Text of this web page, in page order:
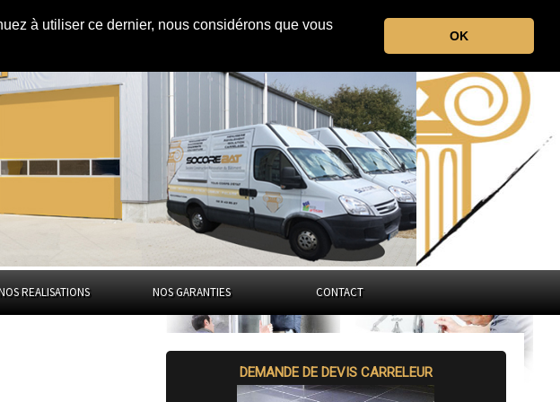
à utiliser ce dernier, nous considérons que vous
OK
le Val d'Oise
REALISATIONS NOS GARANTIES CONTACT
DEMANDE DE DEVIS CARRELEUR